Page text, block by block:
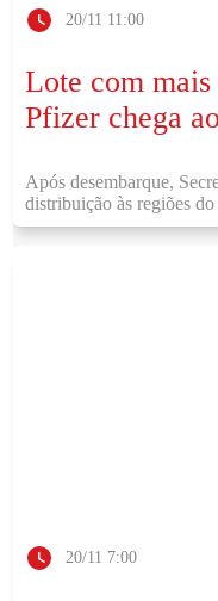
20/11 11:00
Lote com
Pfizer chega
Após desembarque,
distribuição às regiões do
20/11 7:00